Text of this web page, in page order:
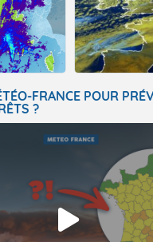
FRANCE POUR
?